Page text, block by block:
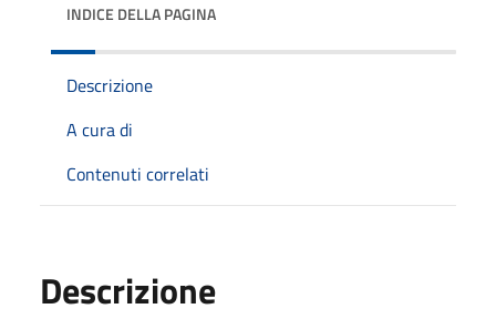
INDICE DELLA PAGINA
Descrizione
A cura di
Contenuti correlati
Descrizione